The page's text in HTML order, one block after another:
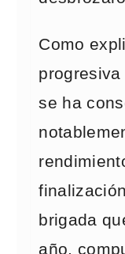
Como
se ha
brigada
año,